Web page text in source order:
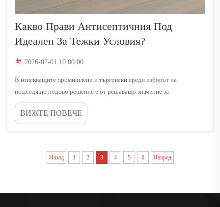
Какво Прави Антисептичния Под
Идеален За Тежки Условия?
2026-02-01 10:00:00
В изискващите промишлени и търговски среди изборът на
подходящо подово решение е от решаващо значение за
оперативната ефективност и дългосрочното управление на
разходите. Антискалните подови системи са излезли на преден план
ВИЖТЕ ПОВЕЧЕ
Назад 1 2 3 4 5 6 Напред